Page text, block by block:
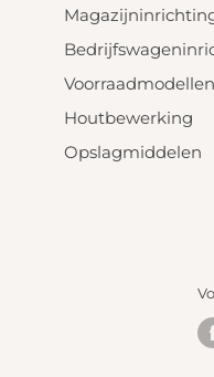
Voorraadmodellen
Houtbewerking
Opslagmiddelen